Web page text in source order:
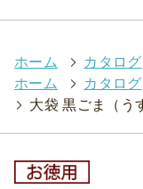
ホーム > カタログ
ホーム
> カタログ
> 大袋 黒ごま（う